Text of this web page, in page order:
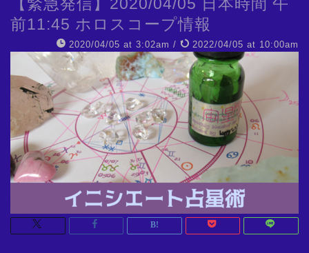
【緊急発信】2020/04/05 日本時間 午
前11:45 ホロスコープ情報
2020/04/05 at 3:02am / 2022/04/05 at 10:00am